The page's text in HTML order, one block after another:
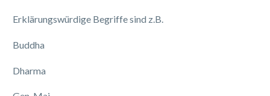
Erklärungswürdige Begriffe sind z.B.
Buddha
Dharma